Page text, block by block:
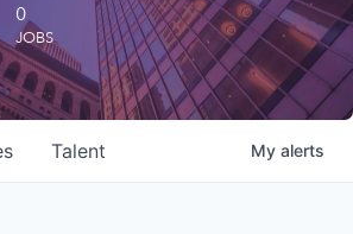
0
JOBS
Talent My alerts